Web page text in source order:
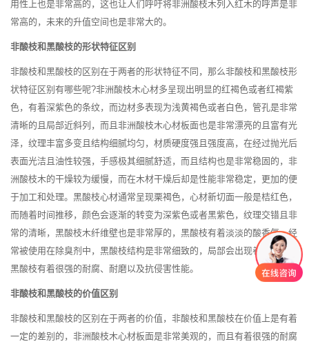
用性上也是非常高的，这也让人们呼吁将非洲酸枝木列入红木的呼声是非
常高的，未来的升值空间也是非常大的。
非酸枝和黑酸枝的形状特征区别
非酸枝和黑酸枝的区别在于两者的形状特征不同，那么非酸枝和黑酸枝形
状特征区别有哪些呢?非洲酸枝木心材多呈现出明显的红褐色或者红褐紫
色，有着深紫色的条纹，而边材多表现为浅黄褐色或者白色，管孔是非常
清晰的且局部近斜列，而且非洲酸枝木心材板面也是非常漂亮的且富有光
泽，纹理丰富多变且结构细腻均匀，材质硬度强且强度高，在经过抛光后
表面光洁且油性较强，手感极其细腻舒适，而且结构也是非常稳固的，非
洲酸枝木的干燥较为缓慢，而在木材干燥后却是性能非常稳定，更加的便
于加工和处理。黑酸枝心材通常呈现栗褐色，心材新切面一般是桔红色，
而随着时间推移，颜色会逐渐的转变为深紫色或者黑紫色，纹理交错且非
常的清晰，黑酸枝木纤维壁也是非常厚的，黑酸枝有着淡淡的酸香气，经
常被使用在除臭剂中，黑酸枝结构是非常细致的，局部会出现卷曲，而且
黑酸枝有着很强的耐腐、耐磨以及抗侵害性能。
非酸枝和黑酸枝的价值区别
非酸枝和黑酸枝的区别在于两者的价值，非酸枝和黑酸枝在价值上是有着
一定的差别的，非洲酸枝木心材板面是非常美观的，而且有着很强的耐腐